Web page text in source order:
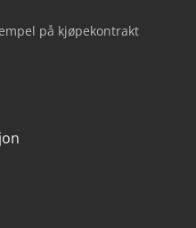
på kjøpekontrakt